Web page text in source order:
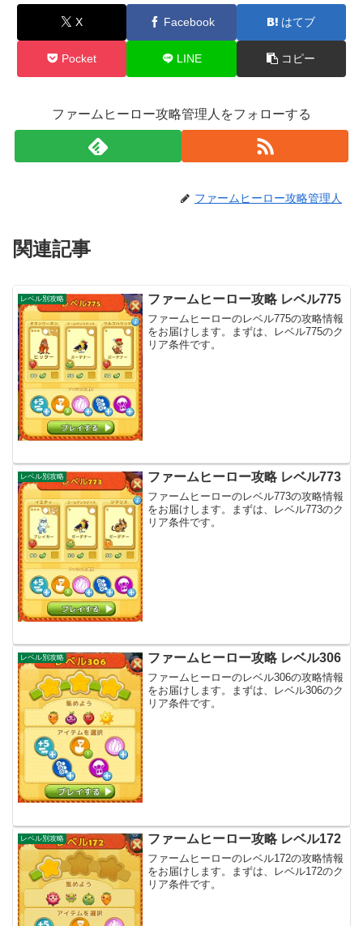
X Facebook はてブ
Pocket LINE コピー
ファームヒーロー攻略管理人をフォローする
ファームヒーロー攻略管理人
関連記事
レベル別攻略 ファームヒーロー攻略 レベル775
ファームヒーローのレベル775の攻略情報
をお届けします。まずは、レベル775のク
リア条件です。
レベル別攻略 ファームヒーロー攻略 レベル773
ファームヒーローのレベル773の攻略情報
をお届けします。まずは、レベル773のク
リア条件です。
レベル別攻略 ファームヒーロー攻略 レベル306
ファームヒーローのレベル306の攻略情報
をお届けします。まずは、レベル306のク
リア条件です。
レベル別攻略 ファームヒーロー攻略 レベル172
ファームヒーローのレベル172の攻略情報
をお届けします。まずは、レベル172のク
リア条件です。